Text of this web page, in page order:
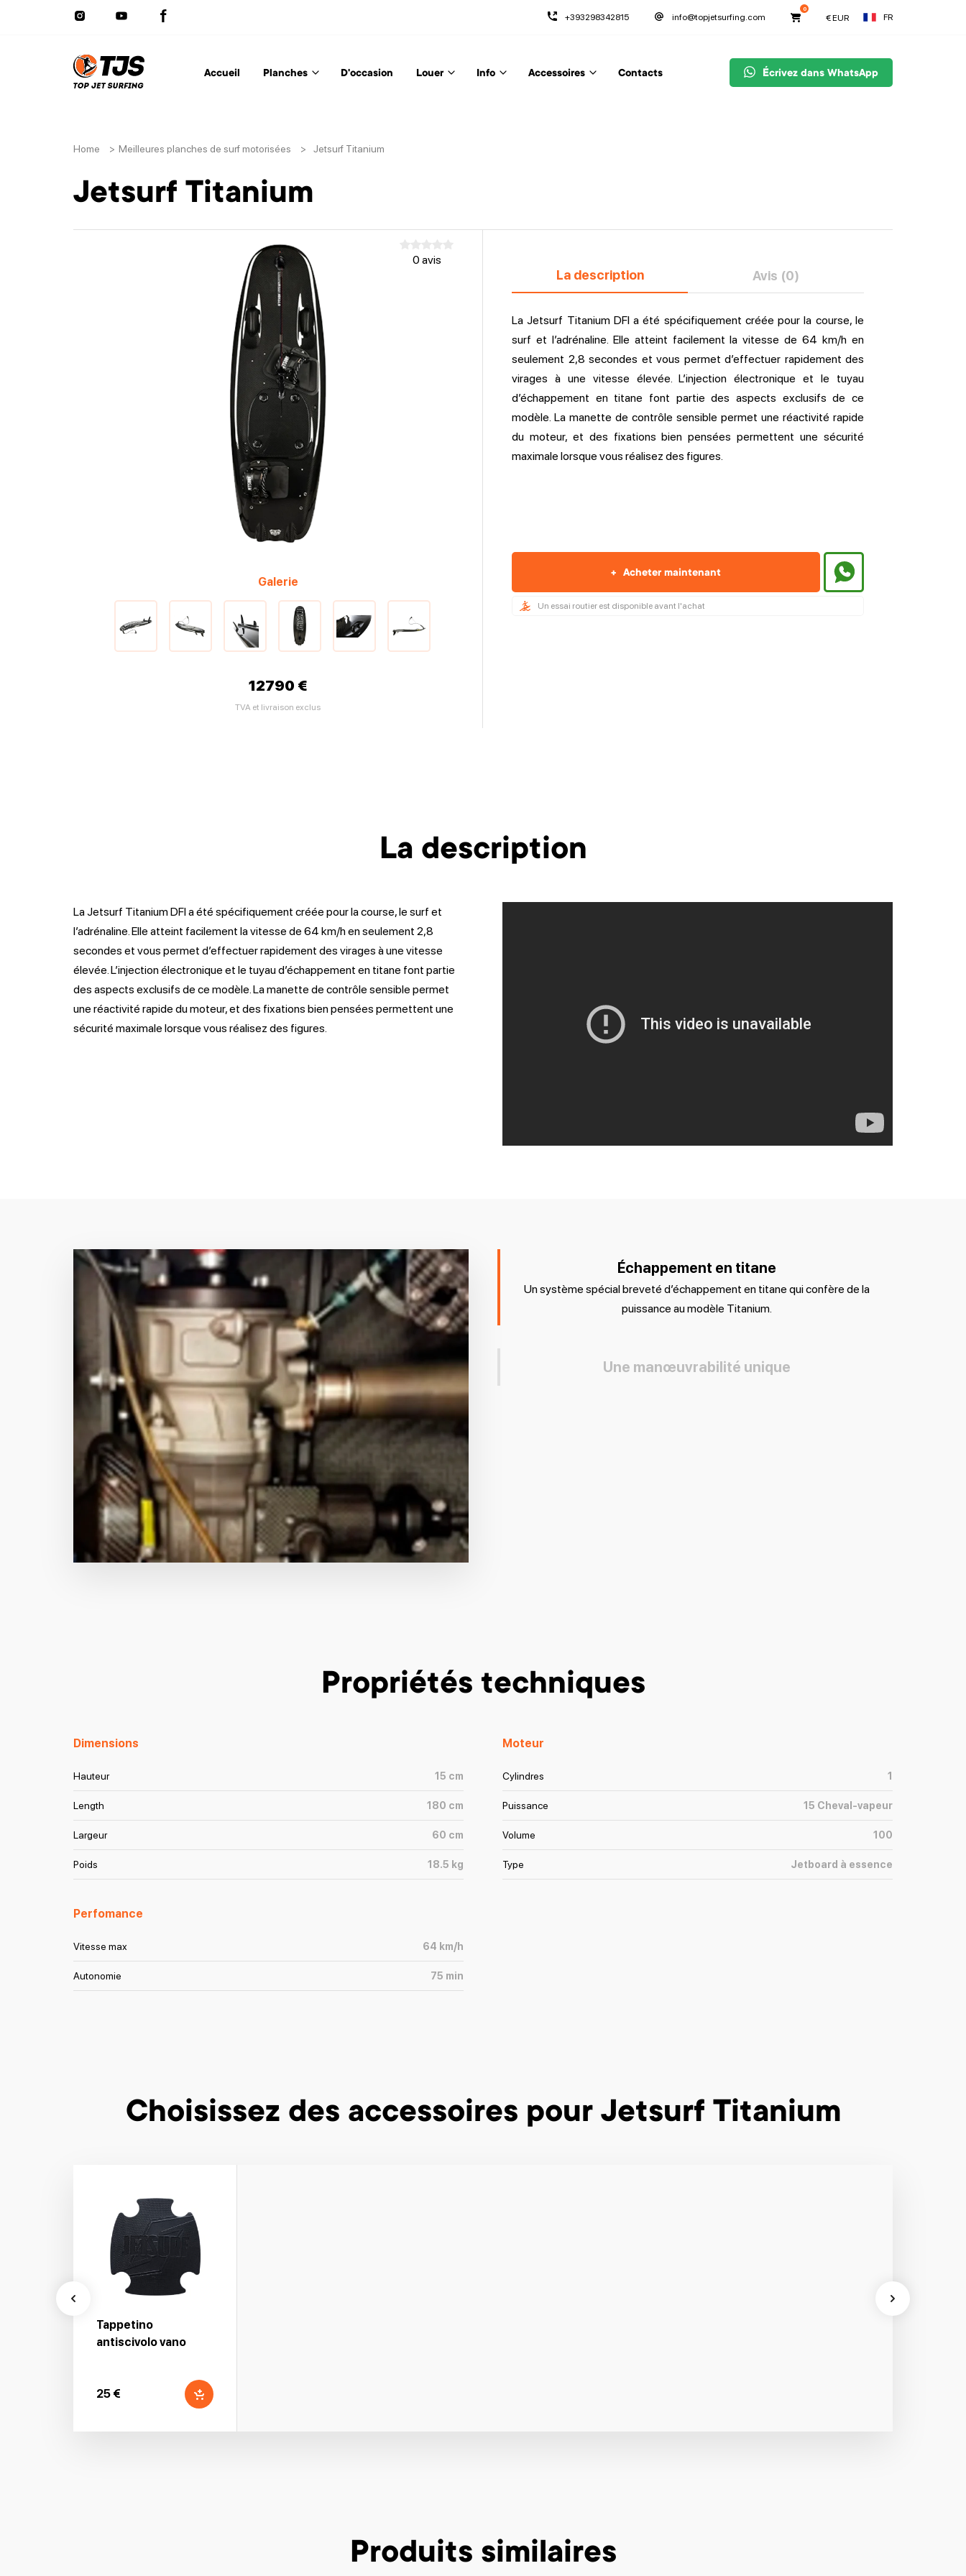
+393298342815 info@topjetsurfing.com
0
€EUR FR
Accueil Planches D'occasion Louer Info Accessoires Contacts Écrivez dans WhatsApp
Home > Meilleures planches de surf motorisées > Jetsurf Titanium
Jetsurf Titanium
0 avis
Galerie
12790 €
TVA et livraison exclus
La description Avis (0)
La Jetsurf Titanium DFI a été spécifiquement créée pour la course, le
surf et l’adrénaline. Elle atteint facilement la vitesse de 64 km/h en
seulement 2,8 secondes et vous permet d’effectuer rapidement des
virages à une vitesse élevée. L’injection électronique et le tuyau
d’échappement en titane font partie des aspects exclusifs de ce
modèle. La manette de contrôle sensible permet une réactivité rapide
du moteur, et des fixations bien pensées permettent une sécurité
maximale lorsque vous réalisez des figures.
+ Acheter maintenant
Un essai routier est disponible avant l'achat
La description
La Jetsurf Titanium DFI a été spécifiquement créée pour la course, le surf et
l’adrénaline. Elle atteint facilement la vitesse de 64 km/h en seulement 2,8
secondes et vous permet d’effectuer rapidement des virages à une vitesse
élevée. L’injection électronique et le tuyau d’échappement en titane font partie
des aspects exclusifs de ce modèle. La manette de contrôle sensible permet
une réactivité rapide du moteur, et des fixations bien pensées permettent une
sécurité maximale lorsque vous réalisez des figures.
Échappement en titane
Un système spécial breveté d’échappement en titane qui confère de la
puissance au modèle Titanium.
Une manœuvrabilité unique
Propriétés techniques
Dimensions
Hauteur 15 cm
Length 180 cm
Largeur 60 cm
Poids 18.5 kg
Perfomance
Vitesse max 64 km/h
Autonomie 75 min
Moteur
Cylindres 1
Puissance 15 Cheval-vapeur
Volume 100
Type Jetboard à essence
Choisissez des accessoires pour Jetsurf Titanium
Tappetino
antiscivolo vano
25 €
Produits similaires